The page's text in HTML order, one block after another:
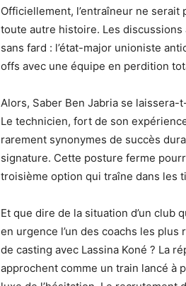
Officiellement, l’entraîneur ne serait
toute autre histoire. Les discussions
sans fard : l’état-major unioniste
offs avec une équipe en perdition
Alors, Saber Ben Jabria se laissera-
Le technicien, fort de son
rarement synonymes de succès
signature. Cette posture ferme
troisième option qui traîne dans les
Et que dire de la situation d’un club
en urgence l’un des coachs les plus
de casting avec Lassina Koné ? La
approchent comme un train lancé à